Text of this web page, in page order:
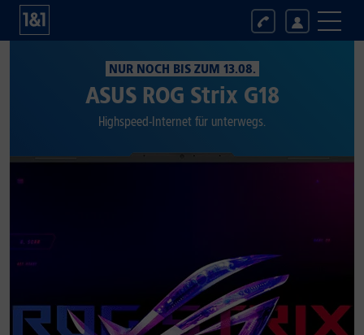
NUR NOCH BIS ZUM 13.08.
ASUS ROG Strix G18
Highspeed-Internet für unterwegs.